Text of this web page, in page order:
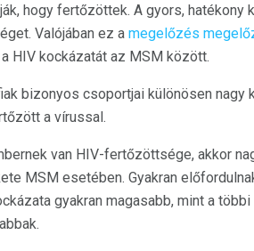
hogy fertőzöttek. A gyors,
Valójában ez a megelőzés
HIV kockázatát az MSM között.
bizonyos csoportjai különösen nagy
a vírussal.
van HIV-fertőzöttsége, akkor
MSM esetében. Gyakran
gyakran magasabb, mint a